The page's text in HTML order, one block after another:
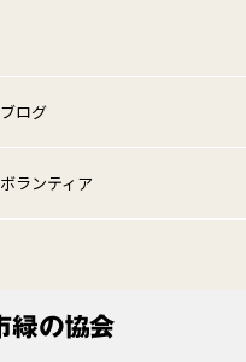
ブログ
ボランティア